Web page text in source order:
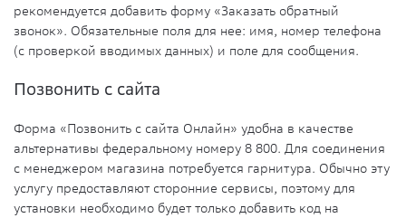
рекомендуется добавить форму «Заказать обратный
звонок». Обязательные поля для нее: имя, номер телефона
(с проверкой вводимых данных) и поле для сообщения.
Позвонить с сайта
Форма «Позвонить с сайта Онлайн» удобна в качестве
альтернативы федеральному номеру 8 800. Для соединения
с менеджером магазина потребуется гарнитура. Обычно эту
услугу предоставляют сторонние сервисы, поэтому для
установки необходимо будет только добавить код на